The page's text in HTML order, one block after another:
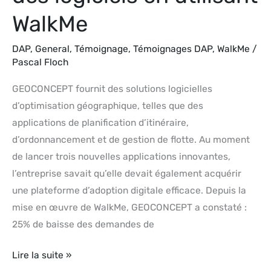
WalkMe
DAP, General, Témoignage, Témoignages DAP, WalkMe /
Pascal Floch
GEOCONCEPT fournit des solutions logicielles
d’optimisation géographique, telles que des
applications de planification d’itinéraire,
d’ordonnancement et de gestion de flotte. Au moment
de lancer trois nouvelles applications innovantes,
l’entreprise savait qu’elle devait également acquérir
une plateforme d’adoption digitale efficace. Depuis la
mise en œuvre de WalkMe, GEOCONCEPT a constaté :
25% de baisse des demandes de
Lire la suite »